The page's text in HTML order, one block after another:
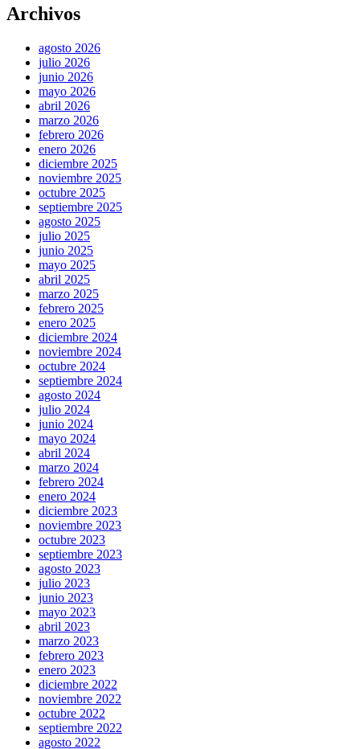
Archivos
agosto 2026
julio 2026
junio 2026
mayo 2026
abril 2026
marzo 2026
febrero 2026
enero 2026
diciembre 2025
noviembre 2025
octubre 2025
septiembre 2025
agosto 2025
julio 2025
junio 2025
mayo 2025
abril 2025
marzo 2025
febrero 2025
enero 2025
diciembre 2024
noviembre 2024
octubre 2024
septiembre 2024
agosto 2024
julio 2024
junio 2024
mayo 2024
abril 2024
marzo 2024
febrero 2024
enero 2024
diciembre 2023
noviembre 2023
octubre 2023
septiembre 2023
agosto 2023
julio 2023
junio 2023
mayo 2023
abril 2023
marzo 2023
febrero 2023
enero 2023
diciembre 2022
noviembre 2022
octubre 2022
septiembre 2022
agosto 2022